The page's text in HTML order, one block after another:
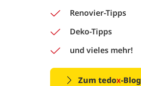
Renovier-Tipps
Deko-Tipps
und vieles mehr!
Zum tedox-Blog